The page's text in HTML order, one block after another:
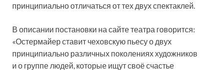
принципиально отличаться от тех двух спектаклей.
В описании постановки на сайте театра говорится:
«Остермайер ставит чеховскую пьесу о двух
принципиально различных поколениях художников
и о группе людей, которые ищут своё счастье